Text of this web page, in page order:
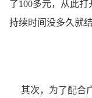
了100多元，从此
持续时间没多久就结
其次，为了配合